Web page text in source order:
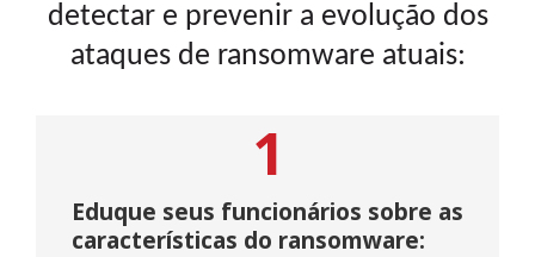
detectar e prevenir a evolução dos
ataques de ransomware atuais:
1
Eduque seus funcionários sobre as
características do ransomware: